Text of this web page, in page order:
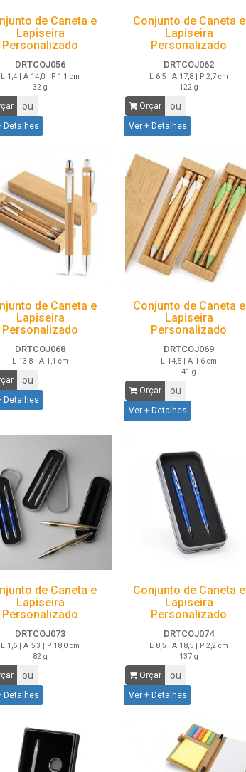
de Caneta e
Lapiseira
Personalizado
DRTCOJ056
L 1,4 | A 14,0 | P 1,1 cm
32 g
ou
Detalhes
Conjunto de Caneta e
Lapiseira
Personalizado
DRTCOJ062
L 6,5 | A 17,8 | P 2,7 cm
122 g
Orçar ou
Ver + Detalhes
de Caneta e
Lapiseira
Personalizado
DRTCOJ068
L 13,8 | A 1,1 cm
ou
Detalhes
Conjunto de Caneta e
Lapiseira
Personalizado
DRTCOJ069
L 14,5 | A 1,6 cm
41 g
Orçar ou
Ver + Detalhes
de Caneta e
Lapiseira
Personalizado
DRTCOJ073
L 1,6 | A 5,3 | P 18,0 cm
82 g
ou
Detalhes
Conjunto de Caneta e
Lapiseira
Personalizado
DRTCOJ074
L 8,5 | A 18,5 | P 2,2 cm
137 g
Orçar ou
Ver + Detalhes